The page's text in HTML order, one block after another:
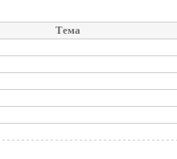
Тема